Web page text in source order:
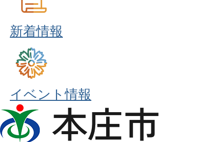
新着情報
イベント情報
本
庄